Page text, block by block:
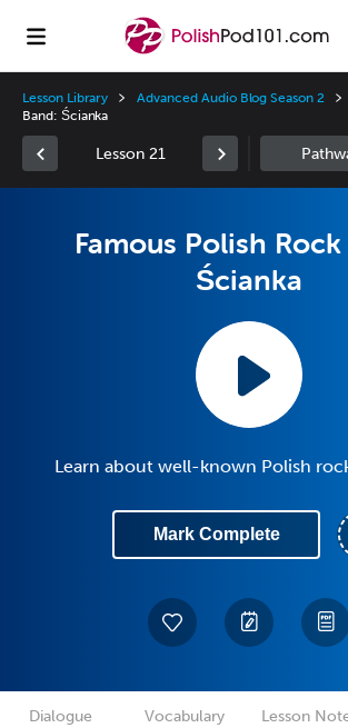
Lesson Library Advanced Audio Blog Season 2
Band: Ścianka
Lesson 21
Famous Polish
Ścianka
Learn about well-known Polish
Mark Complete
Dialogue Vocabulary Lesson